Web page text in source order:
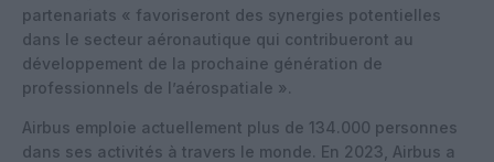
partenariats « favoriseront des synergies potentielles
dans le secteur aéronautique qui contribueront au
développement de la prochaine génération de
professionnels de l’aérospatiale ».
Airbus emploie actuellement plus de 134.000 personnes
dans ses activités à travers le monde. En 2023, Airbus a